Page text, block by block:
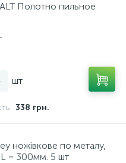
Полотно пильное
шт
338 грн.
ножівкове по металу,
= 300мм. 5 шт